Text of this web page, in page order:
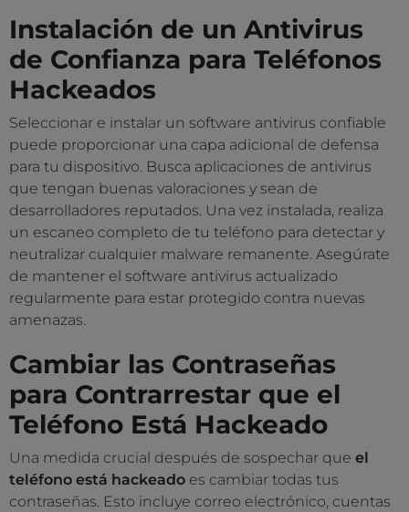
Instalación de un Antivirus
de Confianza para Teléfonos
Hackeados
Seleccionar e instalar un software antivirus confiable
puede proporcionar una capa adicional de defensa
para tu dispositivo. Busca aplicaciones de antivirus
que tengan buenas valoraciones y sean de
desarrolladores reputados. Una vez instalada, realiza
un escaneo completo de tu teléfono para detectar y
neutralizar cualquier malware remanente. Asegúrate
de mantener el software antivirus actualizado
regularmente para estar protegido contra nuevas
amenazas.
Cambiar las Contraseñas
para Contrarrestar que el
Teléfono Está Hackeado
Una medida crucial después de sospechar que el
teléfono está hackeado es cambiar todas tus
contraseñas. Esto incluye correo electrónico, cuentas